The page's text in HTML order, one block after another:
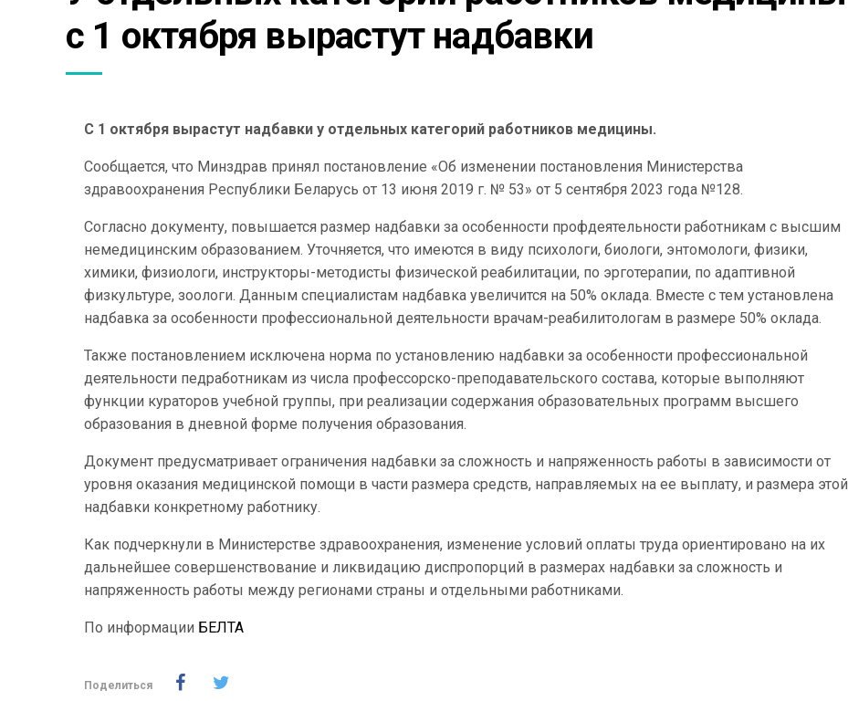
с 1 октября вырастут надбавки
С 1 октября вырастут надбавки у отдельных категорий работников медицины.
Сообщается, что Минздрав принял постановление «Об изменении постановления Министерства
здравоохранения Республики Беларусь от 13 июня 2019 г. № 53» от 5 сентября 2023 года №128.
Согласно документу, повышается размер надбавки за особенности профдеятельности работникам с высшим
немедицинским образованием. Уточняется, что имеются в виду психологи, биологи, энтомологи, физики,
химики, физиологи, инструкторы-методисты физической реабилитации, по эрготерапии, по адаптивной
физкультуре, зоологи. Данным специалистам надбавка увеличится на 50% оклада. Вместе с тем установлена
надбавка за особенности профессиональной деятельности врачам-реабилитологам в размере 50% оклада.
Также постановлением исключена норма по установлению надбавки за особенности профессиональной
деятельности педработникам из числа профессорско-преподавательского состава, которые выполняют
функции кураторов учебной группы, при реализации содержания образовательных программ высшего
образования в дневной форме получения образования.
Документ предусматривает ограничения надбавки за сложность и напряженность работы в зависимости от
уровня оказания медицинской помощи в части размера средств, направляемых на ее выплату, и размера этой
надбавки конкретному работнику.
Как подчеркнули в Министерстве здравоохранения, изменение условий оплаты труда ориентировано на их
дальнейшее совершенствование и ликвидацию диспропорций в размерах надбавки за сложность и
напряженность работы между регионами страны и отдельными работниками.
По информации БЕЛТА
Поделиться